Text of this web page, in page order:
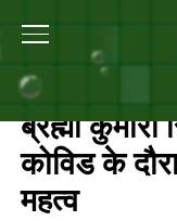
Home
मानसिक स्वास्थ्य
ब्रह्मा
कोविड के
महत्व